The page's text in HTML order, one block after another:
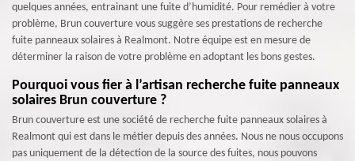
quelques années, entrainant une fuite d’humidité. Pour remédier à votre
problème, Brun couverture vous suggère ses prestations de recherche
fuite panneaux solaires à Realmont. Notre équipe est en mesure de
déterminer la raison de votre problème en adoptant les bons gestes.
Pourquoi vous fier à l’artisan recherche fuite panneaux
solaires Brun couverture ?
Brun couverture est une société de recherche fuite panneaux solaires à
Realmont qui est dans le métier depuis des années. Nous ne nous occupons
pas uniquement de la détection de la source des fuites, nous pouvons